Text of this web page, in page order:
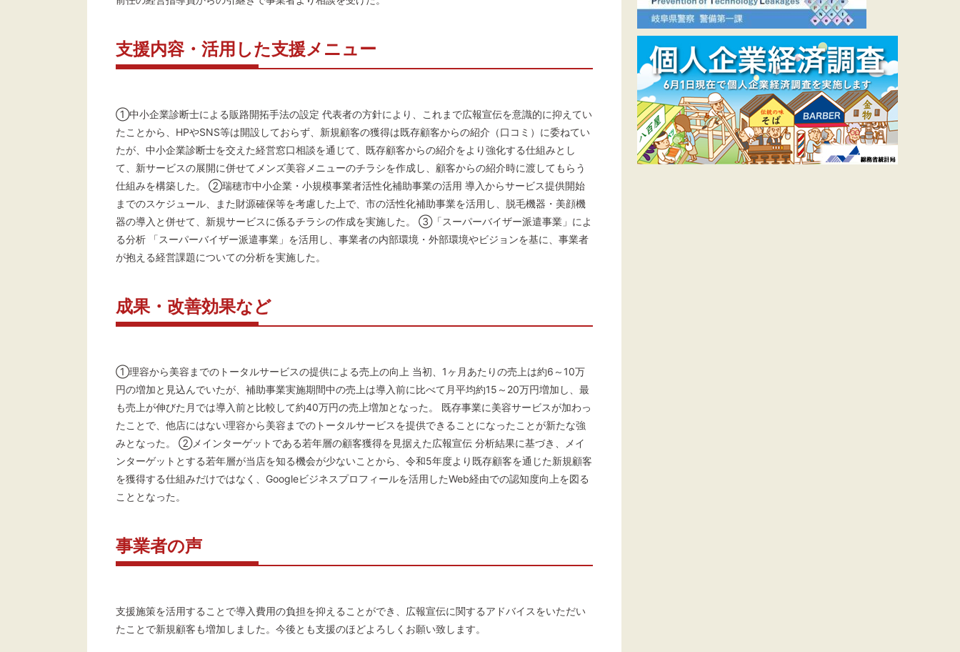
支援内容・活用した支援メニュー
①中小企業診断士による販路開拓手法の設定 代表者の方針により、これまで広報宣伝を意識的に抑えてい
たことから、HPやSNS等は開設しておらず、新規顧客の獲得は既存顧客からの紹介（口コミ）に委ねてい
たが、中小企業診断士を交えた経営窓口相談を通じて、既存顧客からの紹介をより強化する仕組みとし
て、新サービスの展開に併せてメンズ美容メニューのチラシを作成し、顧客からの紹介時に渡してもらう
仕組みを構築した。 ②瑞穂市中小企業・小規模事業者活性化補助事業の活用 導入からサービス提供開始
までのスケジュール、また財源確保等を考慮した上で、市の活性化補助事業を活用し、脱毛機器・美顔機
器の導入と併せて、新規サービスに係るチラシの作成を実施した。 ③「スーパーバイザー派遣事業」によ
る分析 「スーパーバイザー派遣事業」を活用し、事業者の内部環境・外部環境やビジョンを基に、事業者
が抱える経営課題についての分析を実施した。
成果・改善効果など
①理容から美容までのトータルサービスの提供による売上の向上 当初、1ヶ月あたりの売上は約6～10万
円の増加と見込んでいたが、補助事業実施期間中の売上は導入前に比べて月平均約15～20万円増加し、最
も売上が伸びた月では導入前と比較して約40万円の売上増加となった。 既存事業に美容サービスが加わっ
たことで、他店にはない理容から美容までのトータルサービスを提供できることになったことが新たな強
みとなった。 ②メインターゲットである若年層の顧客獲得を見据えた広報宣伝 分析結果に基づき、メイ
ンターゲットとする若年層が当店を知る機会が少ないことから、令和5年度より既存顧客を通じた新規顧客
を獲得する仕組みだけではなく、Googleビジネスプロフィールを活用したWeb経由での認知度向上を図る
こととなった。
事業者の声
支援施策を活用することで導入費用の負担を抑えることができ、広報宣伝に関するアドバイスをいただい
たことで新規顧客も増加しました。今後とも支援のほどよろしくお願い致します。